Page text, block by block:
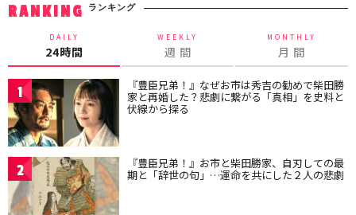
RANKING ランキング
DAILY
24時間
WEEKLY
週 間
MONTHLY
月 間
1 『豊臣兄弟！』なぜお市は秀吉の勧めで柴田勝
家と再婚した？悲劇に繋がる「真相」を史料と
伏線から探る
2 『豊臣兄弟！』お市と柴田勝家、自刃しての最
期と「辞世の句」…運命を共にした２人の悲劇